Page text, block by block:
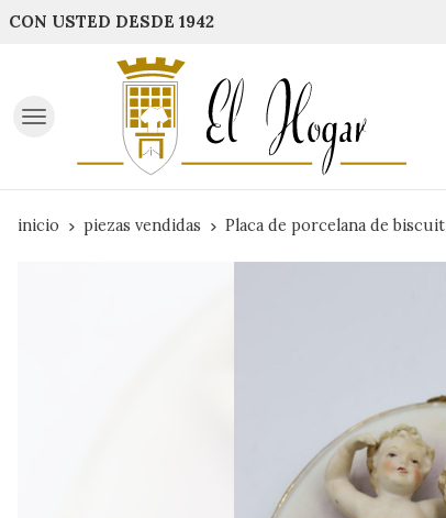
CON USTED DESDE 1942
inicio piezas vendidas Placa de porcelana de biscuit